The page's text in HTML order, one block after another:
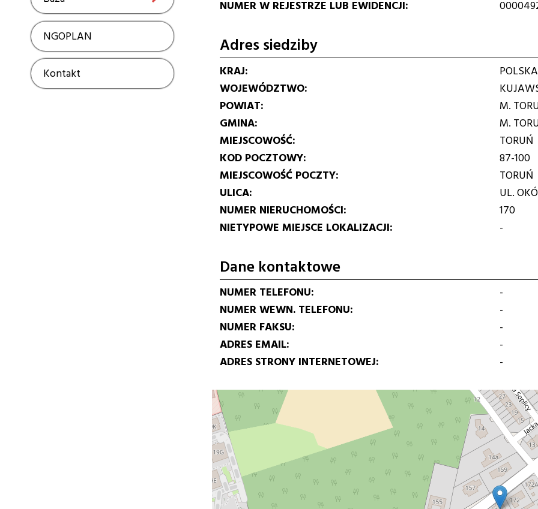
NGOPLAN Show
Kontakt Show
NUMER W REJESTRZE LUB EWIDENCJI
Adres siedziby
KRAJ
POLSKA
WOJEWÓDZTWO
POWIAT
M.
GMINA
M.
MIEJSCOWOŚĆ
TORUŃ
KOD POCZTOWY
87-100
MIEJSCOWOŚĆ POCZTY
TORUŃ
ULICA
UL.
NUMER NIERUCHOMOŚCI
170
NIETYPOWE MIEJSCE LOKALIZACJI
-
Dane kontaktowe
NUMER TELEFONU
-
NUMER WEWN. TELEFONU
-
NUMER FAKSU
-
ADRES EMAIL
-
ADRES STRONY INTERNETOWEJ
-